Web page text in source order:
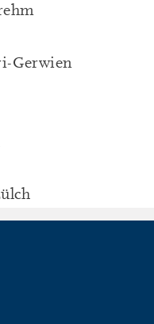
Gerwien